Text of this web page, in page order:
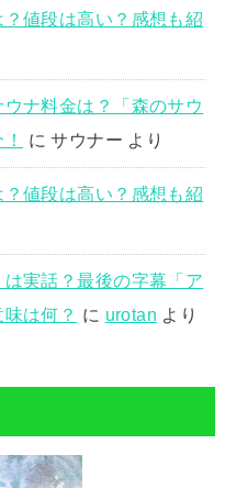
値段は高い？感想も紹
ナ料金は？「森のサウ
にサウナー より
値段は高い？感想も紹
実話？最後の字幕「ア
は何？ に urotan より